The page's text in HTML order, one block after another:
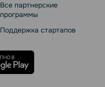
Все партнерские
программы
Поддержка стартапов